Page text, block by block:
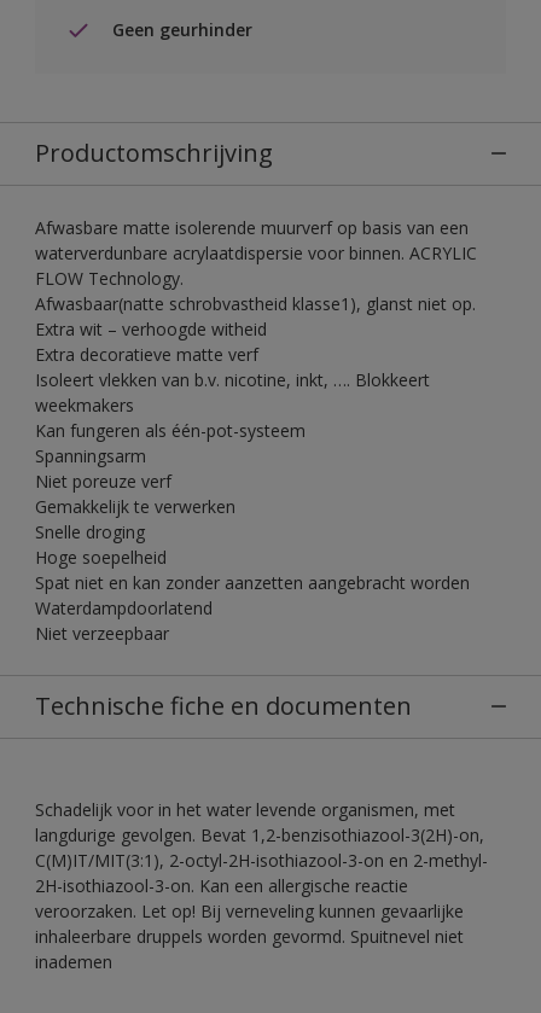
Geen geurhinder
Productomschrijving
Afwasbare matte isolerende muurverf op basis van een
waterverdunbare acrylaatdispersie voor binnen. ACRYLIC
FLOW Technology.
Afwasbaar(natte schrobvastheid klasse1), glanst niet op.
Extra wit – verhoogde witheid
Extra decoratieve matte verf
Isoleert vlekken van b.v. nicotine, inkt, …. Blokkeert
weekmakers
Kan fungeren als één-pot-systeem
Spanningsarm
Niet poreuze verf
Gemakkelijk te verwerken
Snelle droging
Hoge soepelheid
Spat niet en kan zonder aanzetten aangebracht worden
Waterdampdoorlatend
Niet verzeepbaar
Technische fiche en documenten
Schadelijk voor in het water levende organismen, met
langdurige gevolgen. Bevat 1,2-benzisothiazool-3(2H)-on,
C(M)IT/MIT(3:1), 2-octyl-2H-isothiazool-3-on en 2-methyl-
2H-isothiazool-3-on. Kan een allergische reactie
veroorzaken. Let op! Bij verneveling kunnen gevaarlijke
inhaleerbare druppels worden gevormd. Spuitnevel niet
inademen